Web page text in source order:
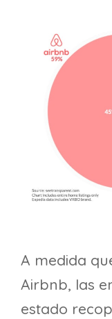
A medida
Airbnb, las
estado